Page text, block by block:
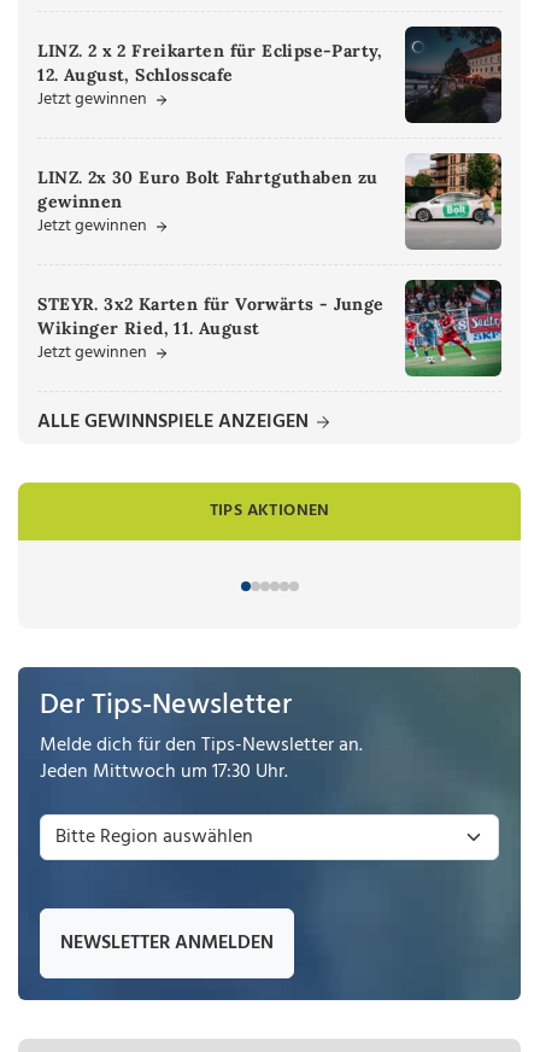
LINZ. 2 x 2 Freikarten für Eclipse-Party,
12. August, Schlosscafe
Jetzt gewinnen
LINZ. 2x 30 Euro Bolt Fahrtguthaben zu
gewinnen
Jetzt gewinnen
STEYR. 3x2 Karten für Vorwärts - Junge
Wikinger Ried, 11. August
Jetzt gewinnen
ALLE GEWINNSPIELE ANZEIGEN
TIPS AKTIONEN
Der Tips-Newsletter
Melde dich für den Tips-Newsletter an.
Jeden Mittwoch um 17:30 Uhr.
NEWSLETTER ANMELDEN